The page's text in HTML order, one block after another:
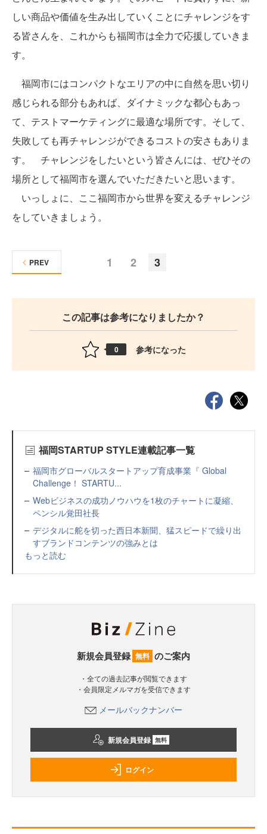
しい商品や価値を生み出していくことにチャレンジをす
る皆さんを、これからも福岡市は全力で応援していきま
す。
福岡市にはコンパクトなエリアの中に自然を思い切り
感じられる部分もあれば、ダイナミックな都心もあっ
て、テストマーケティングに最適な場所です。そして、
失敗しても再チャレンジができるコストの安さもありま
す。 チャレンジをしたいという皆さんには、ぜひその
場所として福岡市を選んでいただきたいと思います。
いっしょに、ここ福岡市から世界を変えるチャレンジ
をしていきましょう。
1 2 3
PREV
この記事は参考になりましたか？
0 参考になった
福岡STARTUP STYLE連載記事一覧
福岡市グローバルスタートアップ育成事業『 Global
Challenge！ STARTU...
Webビジネスの成功ノウハウを1枚のチャートに凝縮、
ペンシル覚田社長
デジタルに舵を切った西日本新聞、猛スピードで繰り出
すブランドコンテンツの強みとは
もっと読む
新規会員登録 無料 のご案内
・全ての過去記事が閲覧できます
・会員限定メルマガを受信できます
メールバックナンバー
新規会員登録 無料
ログイン